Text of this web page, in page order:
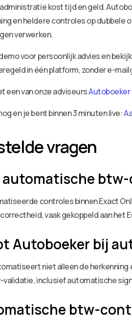
kost tijd en geld.
en heldere controles op dubbele
verwerken.
voor persoonlijk advies en
in één platform, zonder e-
een van onze adviseursAutoboeker
en je bent binnen 3 minuten live:
vragen
controles binnen Exact
vaak gekoppeld aan het
Autoboeker bij
niet alleen de herkenning
validatie, inclusief automatische
btw-